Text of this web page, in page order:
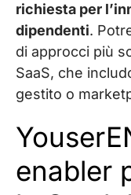
richiesta per
dipendenti.
di approcci più
SaaS, che
gestito o
enabler